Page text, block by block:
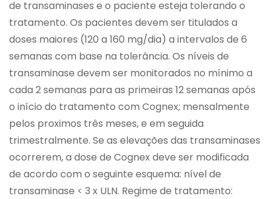
de transaminases e o paciente esteja tolerando o
tratamento. Os pacientes devem ser titulados a
doses maiores (120 a 160 mg/dia) a intervalos de 6
semanas com base na tolerância. Os níveis de
transaminase devem ser monitorados no mínimo a
cada 2 semanas para as primeiras 12 semanas após
o início do tratamento com Cognex; mensalmente
pelos proximos três meses, e em seguida
trimestralmente. Se as elevações das transaminases
ocorrerem, a dose de Cognex deve ser modificada
de acordo com o seguinte esquema: nível de
transaminase < 3 x ULN. Regime de tratamento: